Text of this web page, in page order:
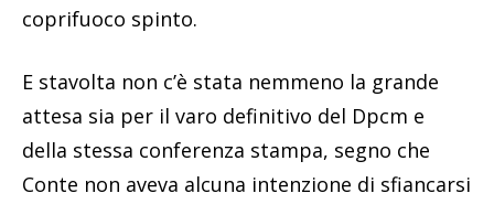
coprifuoco spinto.
E stavolta non c’è stata nemmeno la grande
attesa sia per il varo definitivo del Dpcm e
della stessa conferenza stampa, segno che
Conte non aveva alcuna intenzione di sfiancarsi